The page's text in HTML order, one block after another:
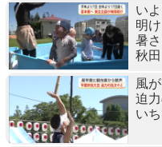
い
明
暑
秋田
風
迫
い